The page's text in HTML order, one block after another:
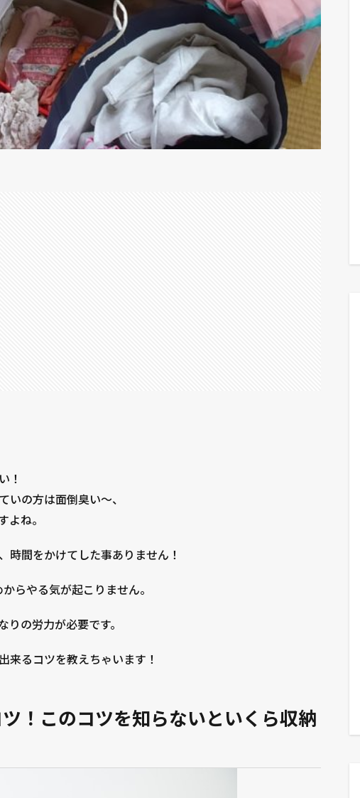
！
いの方は面倒臭い～、
よね。
時間をかけてした事ありません！
らやる気が起こりません。
の労力が必要です。
来るコツを教えちゃいます！
！このコツを知らないといくら収納